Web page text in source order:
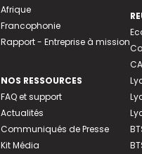
Afrique
Francophonie
Rapport - Entreprise à mission
NOS RESSOURCES
FAQ et support
Actualités
Communiqués de Presse
Kit Média